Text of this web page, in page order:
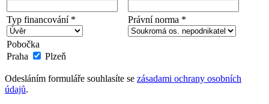
Typ financování * Právní norma *
Pobočka
Praha
Plzeň
Odesláním formuláře souhlasíte se zásadami ochrany osobních
údajů.